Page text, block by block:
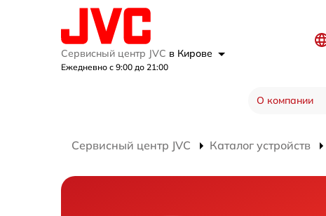
Сервисный центр JVC в Кирове
Ежедневно с 9:00 до 21:00
О компании
Сервисный центр JVC Каталог устройств